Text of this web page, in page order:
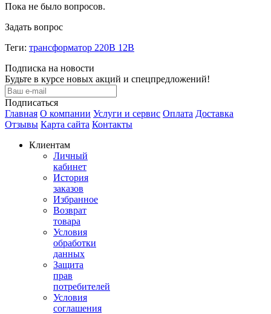
Пока не было вопросов.
Задать вопрос
Теги: трансформатор 220В 12В
Подписка на новости
Будьте в курсе новых акций и спецпредложений!
Подписаться
Главная О компании Услуги и сервис Оплата Доставка
Отзывы Карта сайта Контакты
Клиентам
Личный
кабинет
История
заказов
Избранное
Возврат
товара
Условия
обработки
данных
Защита
прав
потребителей
Условия
соглашения